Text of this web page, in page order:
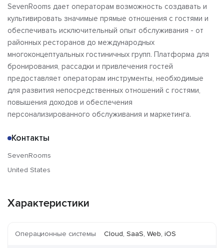
SevenRooms дает операторам возможность создавать и
культивировать значимые прямые отношения с гостями и
обеспечивать исключительный опыт обслуживания - от
районных ресторанов до международных
многоконцептуальных гостиничных групп. Платформа для
бронирования, рассадки и привлечения гостей
предоставляет операторам инструменты, необходимые
для развития непосредственных отношений с гостями,
повышения доходов и обеспечения
персонализированного обслуживания и маркетинга.
Контакты
SevenRooms
United States
Характеристики
Операционные системы Cloud, SaaS, Web, iOS